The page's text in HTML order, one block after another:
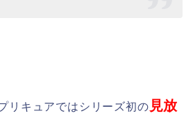
リキュアではシリーズ初の 見放